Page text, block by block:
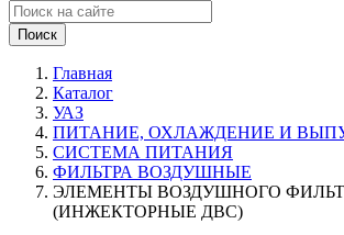
Поиск
Главная
Каталог
УАЗ
ПИТАНИЕ, ОХЛАЖДЕНИЕ И
СИСТЕМА ПИТАНИЯ
ФИЛЬТРА ВОЗДУШНЫЕ
ЭЛЕМЕНТЫ ВОЗДУШНОГО
(ИНЖЕКТОРНЫЕ ДВС)